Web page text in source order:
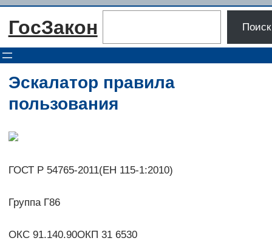
Перейти
ГосЗакон Поиск
Эскалатор правила
пользования
ГОСТ Р 54765-2011(EH 115-1:2010)
Группа Г86
ОКС 91.140.90ОКП 31 6530